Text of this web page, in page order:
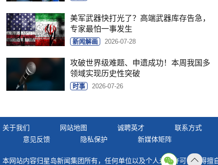
美军武器快打光了？高端武器库存告急，
专家最怕一事发生
新闻解画 2026-07-28
攻破世界级难题、申遗成功！本周我国多
领域实现历史性突破
时事 2026-07-26
关于我们 网站地图 诚聘英才
联系方式
意见反馈
隐私保护 新媒体矩阵
本网站内容归星岛新闻集团所有，任何单位以及个人未经许可，不得擅